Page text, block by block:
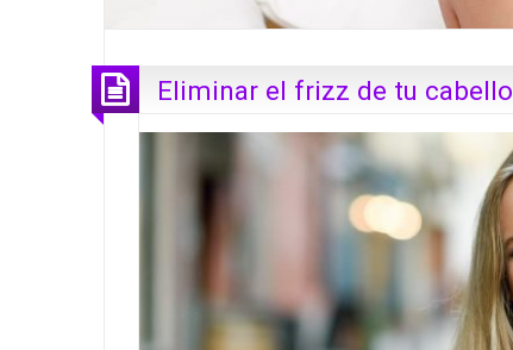
Eliminar el frizz de tu cabello